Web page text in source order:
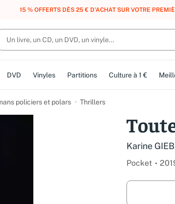
DES POINTS, DES RÉCOMPENSES :REJOIGNEZ
DVD Vinyles Partitions Culture à 1 €
policiers et polars Thrillers
Karine
Pocket